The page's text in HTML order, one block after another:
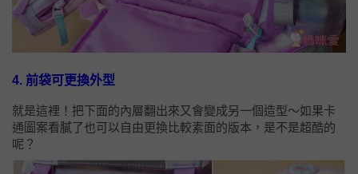
4. 前袋可更換外型
就是這裡！把下面的內層翻出來又會變成另一個造型～如果卡
通圖案看膩了也可以自由更換比較素面的版本，是不是超酷的
呢？